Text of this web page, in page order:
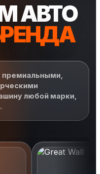
АВТО
любой марки,